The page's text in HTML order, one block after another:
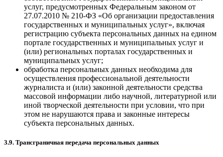
услуг, предусмотренных Федеральным законом от
27.07.2010 № 210-ФЗ «Об организации предоставления
государственных и муниципальных услуг», включая
регистрацию субъекта персональных данных на едином
портале государственных и муниципальных услуг и
(или) региональных порталах государственных и
муниципальных услуг;
обработка персональных данных необходима для
осуществления профессиональной деятельности
журналиста и (или) законной деятельности средства
массовой информации либо научной, литературной или
иной творческой деятельности при условии, что при
этом не нарушаются права и законные интересы
субъекта персональных данных.
3.9. Трансграничная передача персональных данных